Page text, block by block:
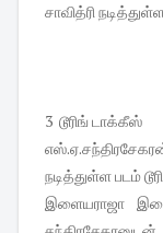
சாவித்ரி
3 டூரிங் டாக்கீஸ்
நடித்துள்ள படம்
இளையராஜா